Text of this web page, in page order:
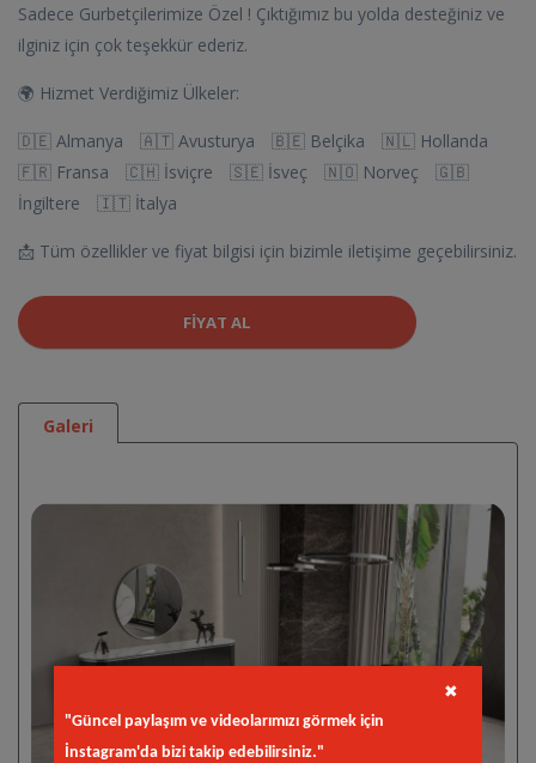
Sadece Gurbetçilerimize Özel ! Çıktığımız bu yolda desteğiniz ve
ilginiz için çok teşekkür ederiz.
🌍 Hizmet Verdiğimiz Ülkeler:
🇩🇪 Almanya 🇦🇹 Avusturya 🇧🇪 Belçika 🇳🇱 Hollanda
🇫🇷 Fransa 🇨🇭 İsviçre 🇸🇪 İsveç 🇳🇴 Norveç 🇬🇧
İngiltere 🇮🇹 İtalya
📩 Tüm özellikler ve fiyat bilgisi için bizimle iletişime geçebilirsiniz.
FIYAT AL
Galeri
"Güncel paylaşım ve videolarımızı görmek için
İnstagram'da bizi takip edebilirsiniz."
✖